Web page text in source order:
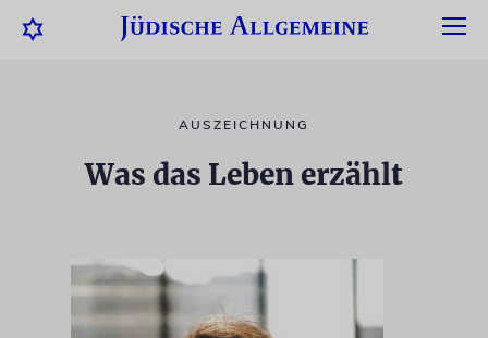
AUSZEICHNUNG
Was das Leben erzählt